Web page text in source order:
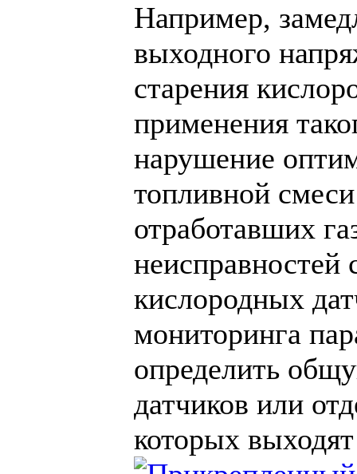
Например,
выходного
старения
применения
нарушение
топливной
отработавших
кислородных
мониторинга
определить
датчиков или
которых